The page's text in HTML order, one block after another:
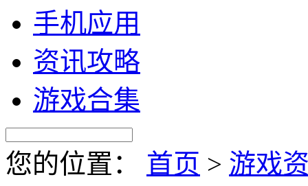
手机应用
资讯攻略
游戏合集
您的位置： 首页 > 游戏